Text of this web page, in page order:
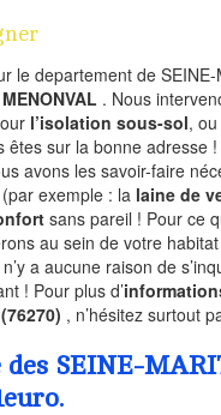
le departement de
. Nous
l’isolation sous-sol,
êtes sur la bonne adresse
avons les savoir-faire
exemple : la laine de
sans pareil ! Pour ce
au sein de votre
n’y a aucune raison de
! Pour plus d’
, n’hésitez surtout
SEINE-